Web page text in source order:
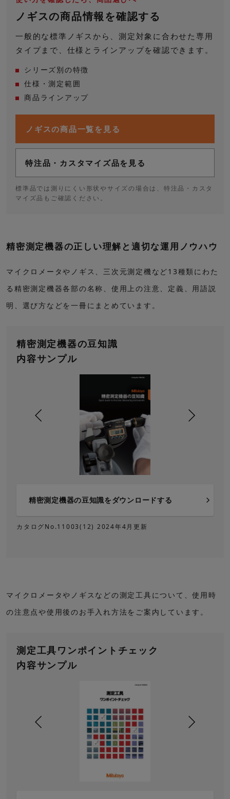
ノギスの商品情報を確認する
一般的な標準ノギスから、測定対象に合わせた専用
タイプまで、仕様とラインアップを確認できます。
シリーズ別の特徴
仕様・測定範囲
商品ラインアップ
ノギスの商品一覧を見る
特注品・カスタマイズ品を見る
標準品では測りにくい形状やサイズの場合は、特注品・カスタ
マイズ品もご確認ください。
精密測定機器の正しい理解と適切な運用ノウハウ
マイクロメータやノギス、三次元測定機など13種類にわた
る精密測定機器各部の名称、使用上の注意、定義、用語説
明、選び方などを一冊にまとめています。
精密測定機器の豆知識
内容サンプル
精密測定機器の豆知識をダウンロードする
カタログNo.11003(12) 2024年4月更新
マイクロメータやノギスなどの測定工具について、使用時
の注意点や使用後のお手入れ方法をご案内しています。
測定工具ワンポイント チェック
内容サンプル